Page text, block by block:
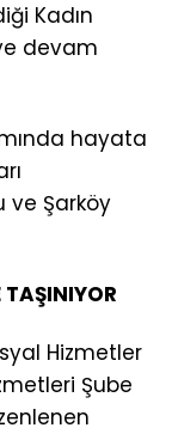
Kadın
devam
hayata
ve Şarköy
TAŞINIYOR
Hizmetler
Şube